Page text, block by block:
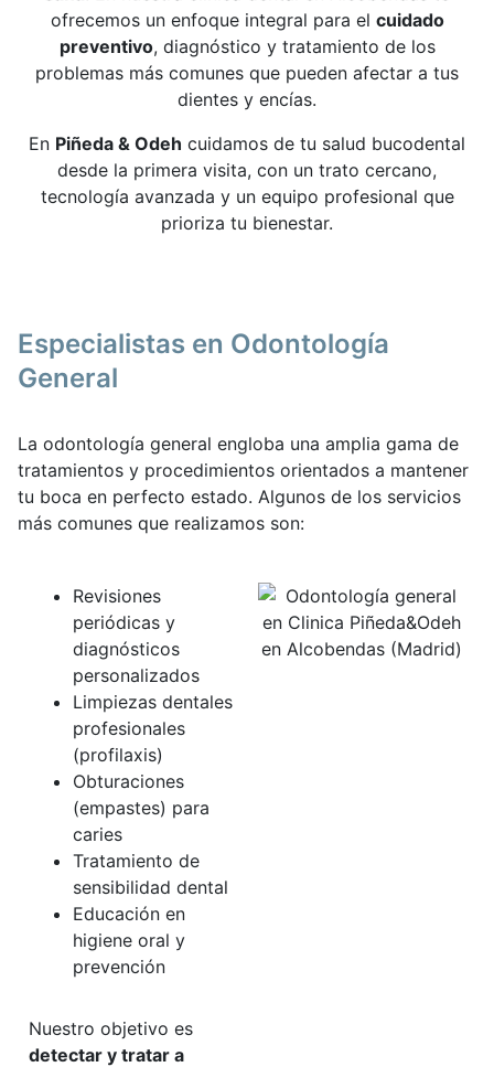
ofrecemos un enfoque integral para el cuidado
preventivo, diagnóstico y tratamiento de los
problemas más comunes que pueden afectar a tus
dientes y encías.
En Piñeda & Odeh cuidamos de tu salud bucodental
desde la primera visita, con un trato cercano,
tecnología avanzada y un equipo profesional que
prioriza tu bienestar.
Especialistas en Odontología
General
La odontología general engloba una amplia gama de
tratamientos y procedimientos orientados a mantener
tu boca en perfecto estado. Algunos de los servicios
más comunes que realizamos son:
Revisiones
periódicas y
diagnósticos
personalizados
Limpiezas dentales
profesionales
(profilaxis)
Obturaciones
(empastes) para
caries
Tratamiento de
sensibilidad dental
Educación en
higiene oral y
prevención
Nuestro objetivo es
detectar y tratar a